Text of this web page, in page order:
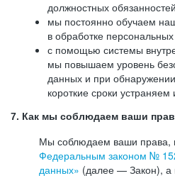
должностных
мы постоянно обучаем
в обработке
с помощью системы
мы повышаем уровень
данных и при
короткие сроки
7. Как мы соблюдаем ваши
Мы соблюдаем ваши права,
Федеральным законом №
данных» (далее — Закон), а